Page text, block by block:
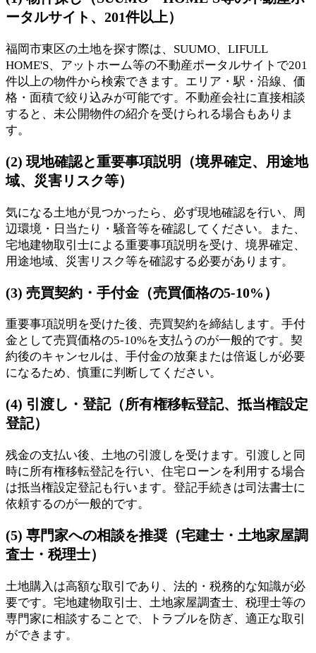
ータルサイト、201件以上）
福岡市東区の土地を探す際は、SUUMO、LIFULL
HOME'S、アットホーム等の不動産ポータルサイトで201
件以上の物件から検索できます。エリア・駅・沿線、価
格・面積で絞り込みが可能です。不動産会社に直接相談
すると、未公開物件の紹介を受けられる場合もありま
す。
(2) 現地確認と重要事項説明（境界確定、用途地
域、災害リスク等）
気になる土地が見つかったら、必ず現地確認を行い、周
辺環境・日当たり・騒音等を確認してください。また、
宅地建物取引士による重要事項説明を受け、境界確定、
用途地域、災害リスク等を確認する必要があります。
(3) 売買契約・手付金（売買価格の5-10%）
重要事項説明を受けた後、売買契約を締結します。手付
金として売買価格の5-10%を支払うのが一般的です。契
約後のキャンセルは、手付金の放棄または倍返しが必要
になるため、慎重に判断してください。
(4) 引渡し・登記（所有権移転登記、抵当権設定
登記）
残金の支払い後、土地の引渡しを受けます。引渡しと同
時に所有権移転登記を行い、住宅ローンを利用する場合
は抵当権設定登記も行います。登記手続きは司法書士に
依頼するのが一般的です。
(5) 専門家への相談を推奨（宅建士・土地家屋調
査士・税理士）
土地購入は高額な取引であり、法的・税務的な知識が必
要です。宅地建物取引士、土地家屋調査士、税理士等の
専門家に相談することで、トラブルを防ぎ、適正な取引
ができます。